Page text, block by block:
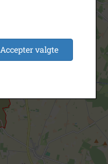
Accepter valgte